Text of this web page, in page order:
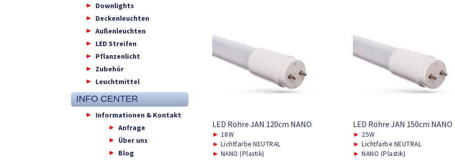
LED Röhre JAN 120cm NANO
► 18W
► Lichtfarbe NEUTRAL
► NANO (Plastik)
LED Röhre JAN 150cm NANO
► 25W
► Lichtfarbe NEUTRAL
► NANO (Plastik)
Downlights
Deckenleuchten
Außenleuchten
LED Streifen
Pflanzenlicht
Zubehör
Leuchtmittel
INFO CENTER
Informationen & Kontakt
Anfrage
Über uns
Blog